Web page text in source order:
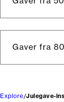
Gaver fra
Explore Julegave-